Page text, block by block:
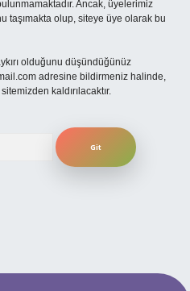
Ancak, üyelerimiz
taşımakta olup, siteye üye olarak bu
olduğunu düşündüğünüz
adresine bildirmeniz halinde,
kaldırılacaktır.